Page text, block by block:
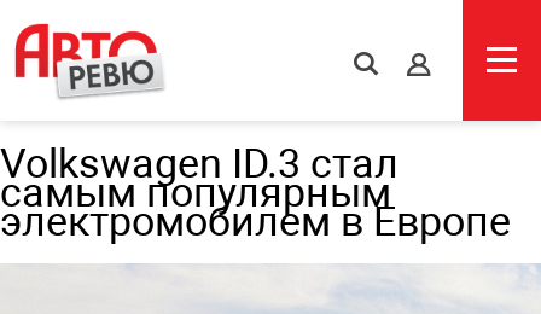
s
Volkswagen ID.3 стал
самым популярным
электромобилем в Европе